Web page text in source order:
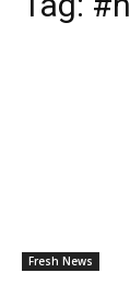
Fresh News